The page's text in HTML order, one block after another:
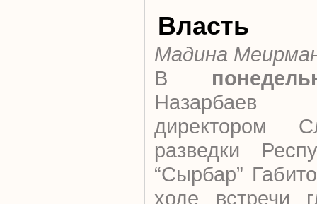
Власть
Мадина
В
Назарбаев
директором
разведки
“Сырбар”
ходе встречи